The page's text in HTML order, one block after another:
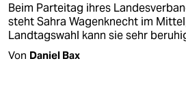
Beim Parteitag ihres
steht Sahra Wagenknecht im
Landtagswahl kann sie sehr
Von Daniel Bax